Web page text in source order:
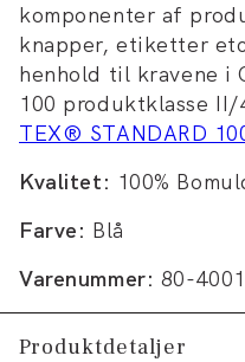
komponenter af
knapper, etiketter
henhold til kravene i
100 produktklasse II/
TEX® STANDARD
Kvalitet: 100%
Farve: Blå
Varenummer: 80-
Produktdetaljer